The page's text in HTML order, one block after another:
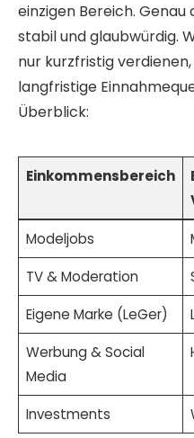
einzigen Bereich.
stabil und glaubwürdig.
nur kurzfristig
langfristige
Überblick:
Einkommensbereich
Modeljobs
TV & Moderation
Eigene Marke (LeGer)
Werbung & Social
Media
Investments